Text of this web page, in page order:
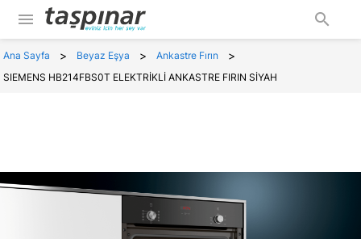
menu search
Ana Sayfa > Beyaz Eşya > Ankastre Fırın >
SIEMENS HB214FBS0T ELEKTRİKLİ ANKASTRE FIRIN SİYAH